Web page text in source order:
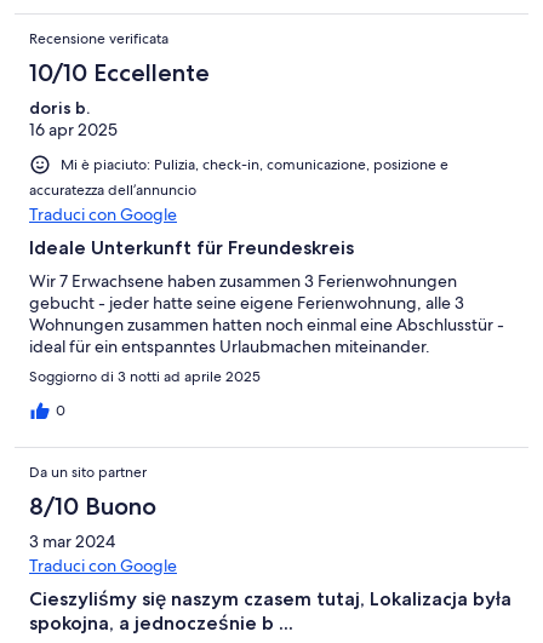
Recensione verificata
10/10 Eccellente
doris b.
16 apr 2025
Mi è piaciuto: Pulizia, check-in, comunicazione, posizione e
accuratezza dell’annuncio
Traduci con Google
Ideale Unterkunft für Freundeskreis
Wir 7 Erwachsene haben zusammen 3 Ferienwohnungen
gebucht - jeder hatte seine eigene Ferienwohnung, alle 3
Wohnungen zusammen hatten noch einmal eine Abschlusstür -
ideal für ein entspanntes Urlaubmachen miteinander.
Soggiorno di 3 notti ad aprile 2025
0
Da un sito partner
8/10 Buono
3 mar 2024
Traduci con Google
Cieszyliśmy się naszym czasem tutaj, Lokalizacja była
spokojna, a jednocześnie b ...